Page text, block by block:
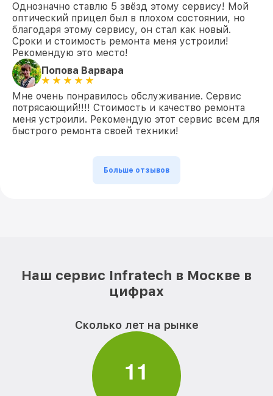
Однозначно ставлю 5 звёзд этому сервису! Мой
оптический прицел был в плохом состоянии, но
благодаря этому сервису, он стал как новый.
Сроки и стоимость ремонта меня устроили!
Рекомендую это место!
Попова Варвара
Мне очень понравилось обслуживание. Сервис
потрясающий!!!! Стоимость и качество ремонта
меня устроили. Рекомендую этот сервис всем для
быстрого ремонта своей техники!
Больше отзывов
Наш сервис Infratech в Москве в
цифрах
Сколько лет на рынке
11